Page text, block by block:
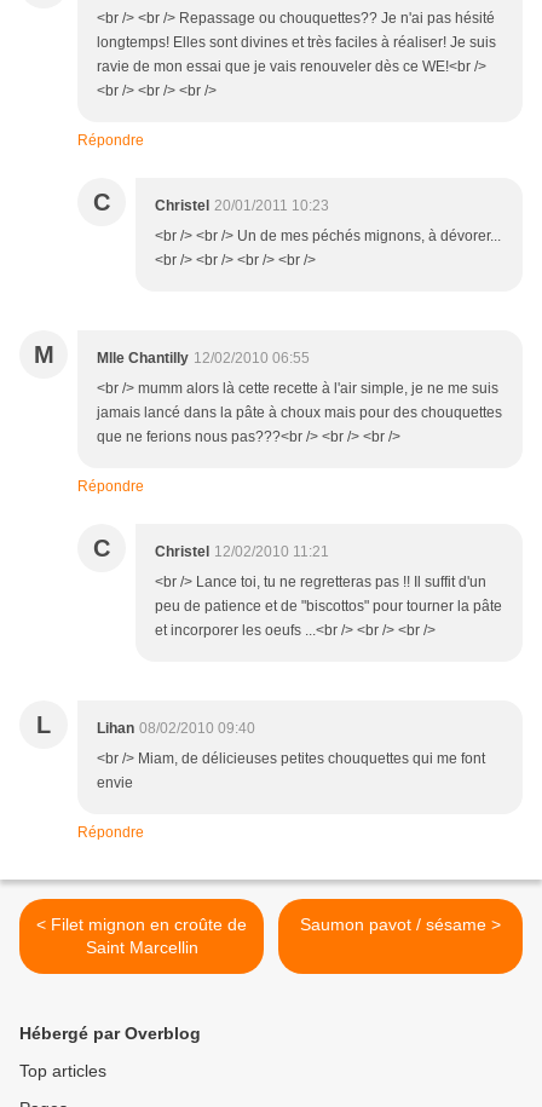
<br /> <br /> Repassage ou chouquettes?? Je n'ai pas hésité
longtemps! Elles sont divines et très faciles à réaliser! Je suis
ravie de mon essai que je vais renouveler dès ce WE!<br />
<br /> <br /> <br />
Répondre
C Christel 20/01/2011 10:23
<br /> <br /> Un de mes péchés mignons, à dévorer...
<br /> <br /> <br /> <br />
M Mlle Chantilly 12/02/2010 06:55
<br /> mumm alors là cette recette à l'air simple, je ne me suis
jamais lancé dans la pâte à choux mais pour des chouquettes
que ne ferions nous pas???<br /> <br /> <br />
Répondre
C Christel 12/02/2010 11:21
<br /> Lance toi, tu ne regretteras pas !! Il suffit d'un
peu de patience et de "biscottos" pour tourner la pâte
et incorporer les oeufs ...<br /> <br /> <br />
L Lihan 08/02/2010 09:40
<br /> Miam, de délicieuses petites chouquettes qui me font
envie
Répondre
< Filet mignon en croûte de
Saint Marcellin
Saumon pavot / sésame >
Hébergé par Overblog
Top articles